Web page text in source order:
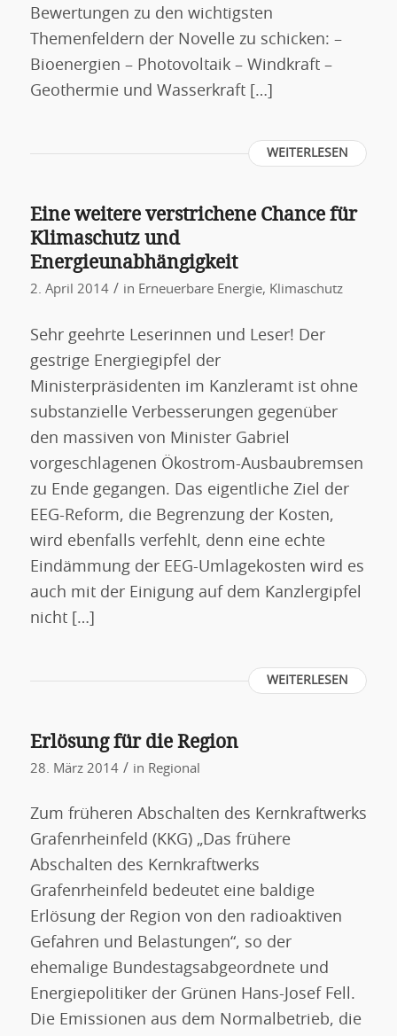
Bewertungen zu den wichtigsten
Themenfeldern der Novelle zu schicken: –
Bioenergien – Photovoltaik – Windkraft –
Geothermie und Wasserkraft […]
WEITERLESEN
Eine weitere verstrichene Chance für
Klimaschutz und
Energieunabhängigkeit
2. April 2014 / in Erneuerbare Energie, Klimaschutz
Sehr geehrte Leserinnen und Leser! Der
gestrige Energiegipfel der
Ministerpräsidenten im Kanzleramt ist ohne
substanzielle Verbesserungen gegenüber
den massiven von Minister Gabriel
vorgeschlagenen Ökostrom-Ausbaubremsen
zu Ende gegangen. Das eigentliche Ziel der
EEG-Reform, die Begrenzung der Kosten,
wird ebenfalls verfehlt, denn eine echte
Eindämmung der EEG-Umlagekosten wird es
auch mit der Einigung auf dem Kanzlergipfel
nicht […]
WEITERLESEN
Erlösung für die Region
28. März 2014 / in Regional
Zum früheren Abschalten des Kernkraftwerks
Grafenrheinfeld (KKG) „Das frühere
Abschalten des Kernkraftwerks
Grafenrheinfeld bedeutet eine baldige
Erlösung der Region von den radioaktiven
Gefahren und Belastungen“, so der
ehemalige Bundestagsabgeordnete und
Energiepolitiker der Grünen Hans-Josef Fell.
Die Emissionen aus dem Normalbetrieb, die